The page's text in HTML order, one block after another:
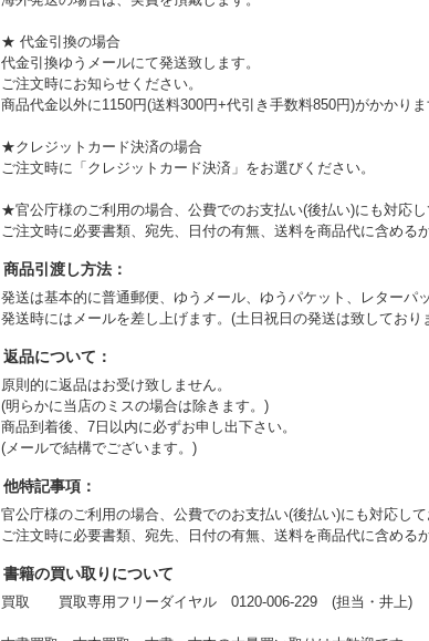
★ 代金引換の場合
代金引換ゆうメールにて発送致します。
ご注文時にお知らせください。
商品代金以外に1150円(送料300円+代引き手数料850円)がかかりま
★クレジットカード決済の場合
ご注文時に「クレジットカード決済」をお選びください。
★官公庁様のご利用の場合、公費でのお支払い(後払い)にも対応し
ご注文時に必要書類、宛先、日付の有無、送料を商品代に含める
商品引渡し方法：
発送は基本的に普通郵便、ゆうメール、ゆうパケット、レターパ
発送時にはメールを差し上げます。(土日祝日の発送は致しており
返品について：
原則的に返品はお受け致しません。
(明らかに当店のミスの場合は除きます。)
商品到着後、7日以内に必ずお申し出下さい。
(メールで結構でございます。)
他特記事項：
官公庁様のご利用の場合、公費でのお支払い(後払い)にも対応して
ご注文時に必要書類、宛先、日付の有無、送料を商品代に含める
書籍の買い取りについて
買取 買取専用フリーダイヤル 0120-006-229 (担当・井上)